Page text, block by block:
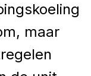
maar